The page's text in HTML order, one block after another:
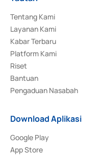
Tentang Kami
Layanan Kami
Kabar Terbaru
Platform Kami
Riset
Bantuan
Pengaduan Nasabah
Download Aplikasi
Google Play
App Store